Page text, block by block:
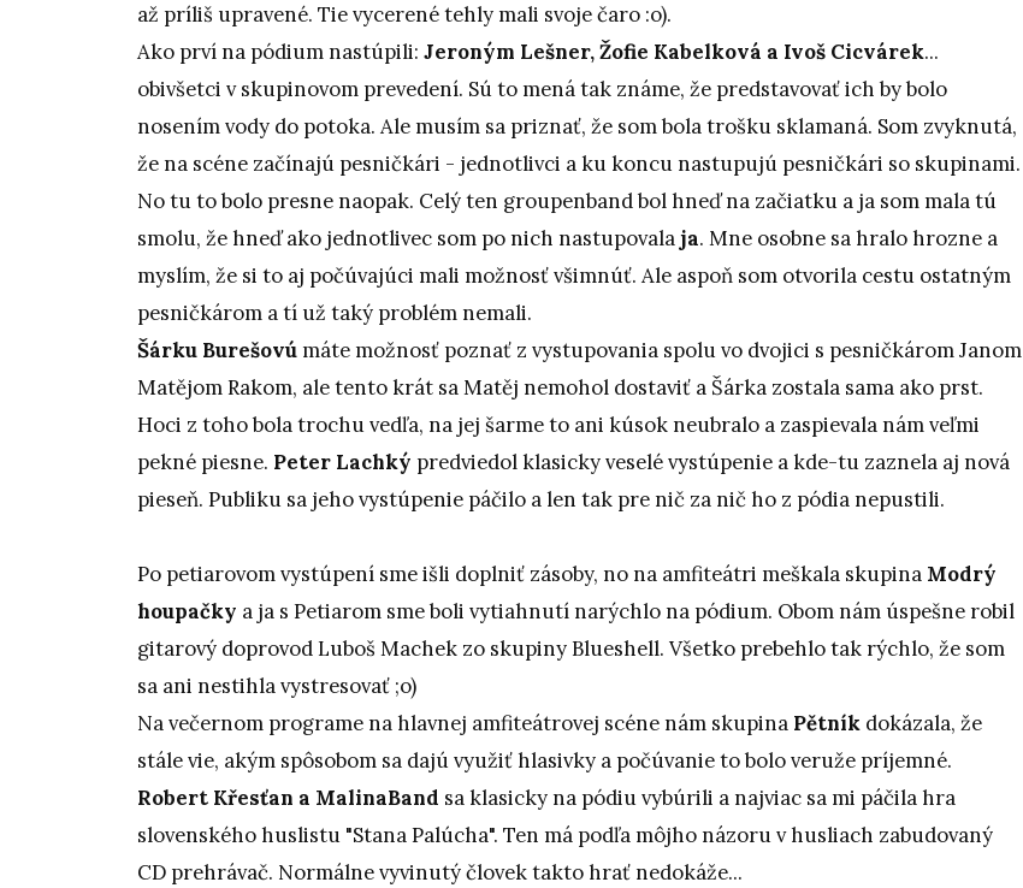
až príliš upravené. Tie vycerené tehly mali svoje čaro :o).
Ako prví na pódium nastúpili: Jeroným Lešner, Žofie Kabelková a Ivoš Cicvárek...
obivšetci v skupinovom prevedení. Sú to mená tak známe, že predstavovať ich by bolo
nosením vody do potoka. Ale musím sa priznať, že som bola trošku sklamaná. Som zvyknutá,
že na scéne začínajú pesničkári - jednotlivci a ku koncu nastupujú pesničkári so skupinami.
No tu to bolo presne naopak. Celý ten groupenband bol hneď na začiatku a ja som mala tú
smolu, že hneď ako jednotlivec som po nich nastupovalaja. Mne osobne sa hralo hrozne a
myslím, že si to aj počúvajúci mali možnosť všimnúť. Ale aspoň som otvorila cestu ostatným
pesničkárom a tí už taký problém nemali.
Šárku Burešovú máte možnosť poznať z vystupovania spolu vo dvojici s pesničkárom Janom
Matějom Rakom, ale tento krát sa Matěj nemohol dostaviť a Šárka zostala sama ako prst.
Hoci z toho bola trochu vedľa, na jej šarme to ani kúsok neubralo a zaspievala nám veľmi
pekné piesne. Peter Lachký predviedol klasicky veselé vystúpenie a kde-tu zaznela aj nová
pieseň. Publiku sa jeho vystúpenie páčilo a len tak pre nič za nič ho z pódia nepustili.
Po petiarovom vystúpení sme išli doplniť zásoby, no na amfiteátri meškala skupina Modrý
houpačky a ja s Petiarom sme boli vytiahnutí narýchlo na pódium. Obom nám úspešne robil
gitarový doprovod Luboš Machek zo skupiny Blueshell. Všetko prebehlo tak rýchlo, že som
sa ani nestihla vystresovať ;o)
Na večernom programe na hlavnej amfiteátrovej scéne nám skupina Pětník dokázala, že
stále vie, akým spôsobom sa dajú využiť hlasivky a počúvanie to bolo veruže príjemné.
Robert Křesťan a MalinaBand sa klasicky na pódiu vybúrili a najviac sa mi páčila hra
slovenského huslistu "Stana Palúcha". Ten má podľa môjho názoru v husliach zabudovaný
CD prehrávač. Normálne vyvinutý človek takto hrať nedokáže...